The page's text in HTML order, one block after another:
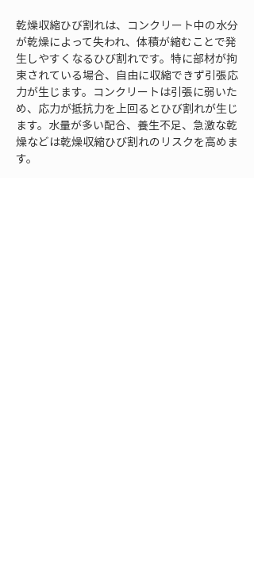
乾燥収縮ひび割れは、コンクリート中の水分
が乾燥によって失われ、体積が縮むことで発
生しやすくなるひび割れです。特に部材が拘
束されている場合、自由に収縮できず引張応
力が生じます。コンクリートは引張に弱いた
め、応力が抵抗力を上回るとひび割れが生じ
ます。水量が多い配合、養生不足、急激な乾
燥などは乾燥収縮ひび割れのリスクを高めま
す。